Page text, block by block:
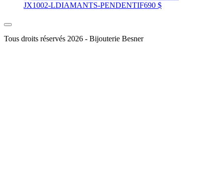
JX1002-LDIAMANTS-PENDENTIF690 $
Tous droits réservés 2026 - Bijouterie Besner